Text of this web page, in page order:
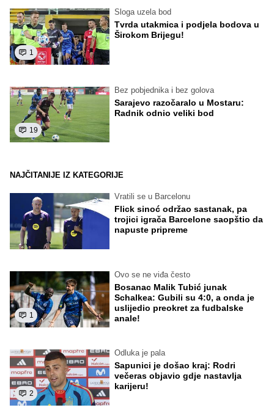
1
Sloga uzela bod
Tvrda utakmica i podjela bodova u
Širokom Brijegu!
19
Bez pobjednika i bez golova
Sarajevo razočaralo u Mostaru:
Radnik odnio veliki bod
NAJČITANIJE IZ KATEGORIJE
Vratili se u Barcelonu
Flick sinoć održao sastanak, pa
trojici igrača Barcelone saopštio da
napuste pripreme
1
Ovo se ne viđa često
Bosanac Malik Tubić junak
Schalkea: Gubili su 4:0, a onda je
uslijedio preokret za fudbalske
anale!
2
Odluka je pala
Sapunici je došao kraj: Rodri
večeras objavio gdje nastavlja
karijeru!